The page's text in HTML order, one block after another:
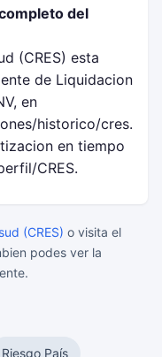
del
(CRES) esta
de Liquidacion
en
historico/cres.
en tiempo
CRES.
(CRES) o visita el
podes ver la
Riesgo País